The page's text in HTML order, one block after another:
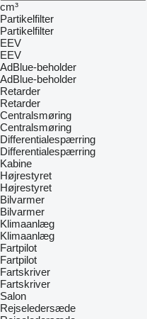
cm³
Partikelfilter
Partikelfilter
EEV
EEV
AdBlue-beholder
AdBlue-beholder
Retarder
Retarder
Centralsmøring
Centralsmøring
Differentialespærring
Differentialespærring
Kabine
Højrestyret
Højrestyret
Bilvarmer
Bilvarmer
Klimaanlæg
Klimaanlæg
Fartpilot
Fartpilot
Fartskriver
Fartskriver
Salon
Rejseledersæde